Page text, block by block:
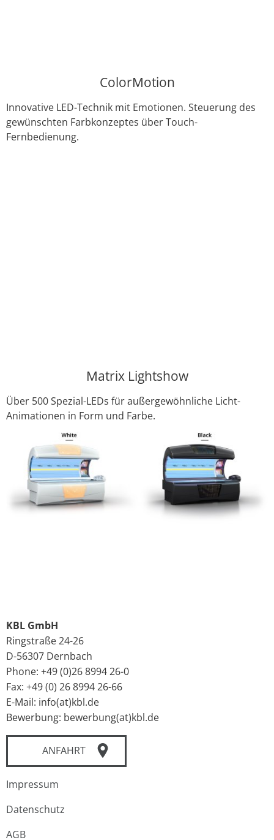
ColorMotion
Innovative LED-Technik mit Emotionen. Steuerung des
gewünschten Farbkonzeptes über Touch-
Fernbedienung.
Matrix Lightshow
Über 500 Spezial-LEDs für außergewöhnliche Licht-
Animationen in Form und Farbe.
KBL GmbH
Ringstraße 24-26
D-56307 Dernbach
Phone: +49 (0)26 8994 26-0
Fax: +49 (0) 26 8994 26-66
E-Mail: info(at)kbl.de
Bewerbung: bewerbung(at)kbl.de
ANFAHRT
Impressum
Datenschutz
AGB